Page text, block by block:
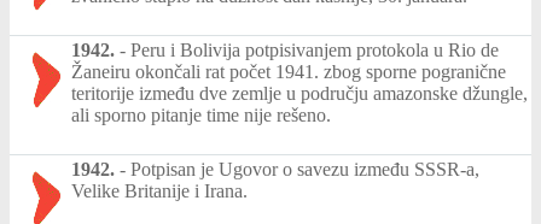
1942. - Peru i Bolivija potpisivanjem protokola u Rio de
Žaneiru okončali rat počet 1941. zbog sporne pogranične
teritorije između dve zemlje u području amazonske džungle,
ali sporno pitanje time nije rešeno.
1942. - Potpisan je Ugovor o savezu između SSSR-a,
Velike Britanije i Irana.